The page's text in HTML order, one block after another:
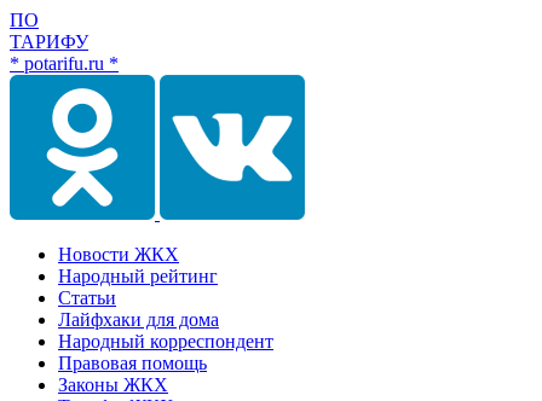
ПО
ТАРИФУ
* potarifu.ru *
Новости ЖКХ
Народный рейтинг
Статьи
Лайфхаки для дома
Народный корреспондент
Правовая помощь
Законы ЖКХ